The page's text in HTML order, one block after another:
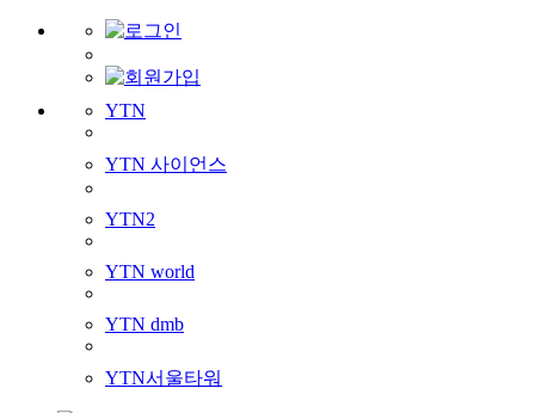
YTN
YTN 사이언스
YTN2
YTN world
YTN dmb
YTN서울타워